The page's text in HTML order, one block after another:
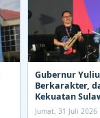
Gubernur
Berkarakter,
Kekuatan
Jumat, 31 Juli 2026